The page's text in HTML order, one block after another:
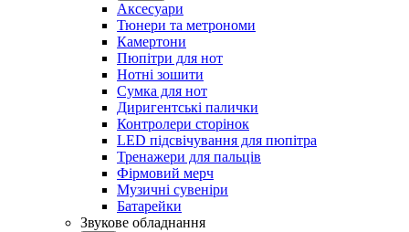
Аксесуари
Тюнери та метрономи
Камертони
Пюпітри для нот
Нотні зошити
Сумка для нот
Диригентські палички
Контролери сторінок
LED підсвічування для пюпітра
Тренажери для пальців
Фірмовий мерч
Музичні сувеніри
Батарейки
Звукове обладнання